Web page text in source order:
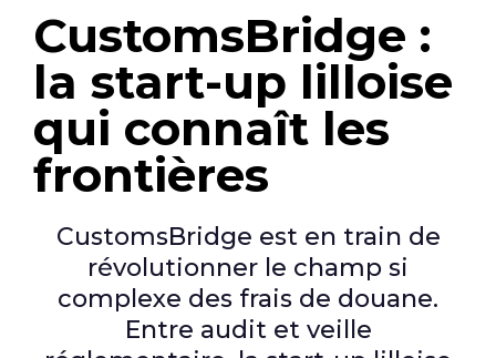
CustomsBridge :
la start-up lilloise
qui connaît les
frontières
CustomsBridge est en train de
révolutionner le champ si
complexe des frais de douane.
Entre audit et veille